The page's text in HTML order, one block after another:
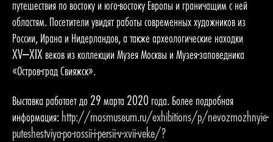
путешествия по востоку и юго-востоку Европы и граничащим с ней
областям. Посетители увидят работы современных художников из
России, Ирана и Нидерландов, а также археологические находки
XV–XIX веков из коллекции Музея Москвы и Музея-заповедника
«Остров-град Свияжск».
Выставка работает до 29 марта 2020 года. Более подробная
информация: http://mosmuseum.ru/exhibitions/p/nevozmozhnyie-
puteshestviya-po-rossii-i-persii-v-xvii-veke/?